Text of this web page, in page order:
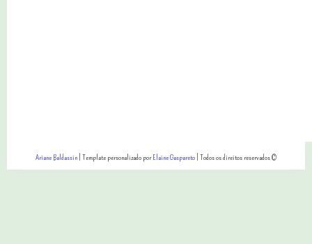
Ariane Baldassin| Template personalizado porElaine Gaspareto| Todos os direitos reservados ©